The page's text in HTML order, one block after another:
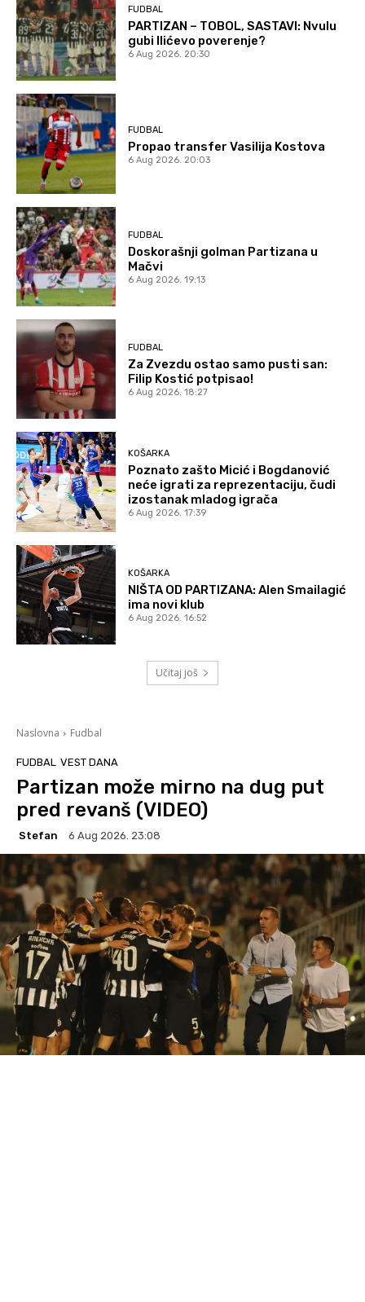
FUDBAL
PARTIZAN – TOBOL, SASTAVI: Nvulu
gubi Ilićevo poverenje?
6 Aug 2026. 20:30
FUDBAL
Propao transfer Vasilija Kostova
6 Aug 2026. 20:03
FUDBAL
Doskorašnji golman Partizana u
Mačvi
6 Aug 2026. 19:13
FUDBAL
Za Zvezdu ostao samo pusti san:
Filip Kostić potpisao!
6 Aug 2026. 18:27
KOŠARKA
Poznato zašto Micić i Bogdanović
neće igrati za reprezentaciju, čudi
izostanak mladog igrača
6 Aug 2026. 17:39
KOŠARKA
NIŠTA OD PARTIZANA: Alen Smailagić
ima novi klub
6 Aug 2026. 16:52
Učitaj još